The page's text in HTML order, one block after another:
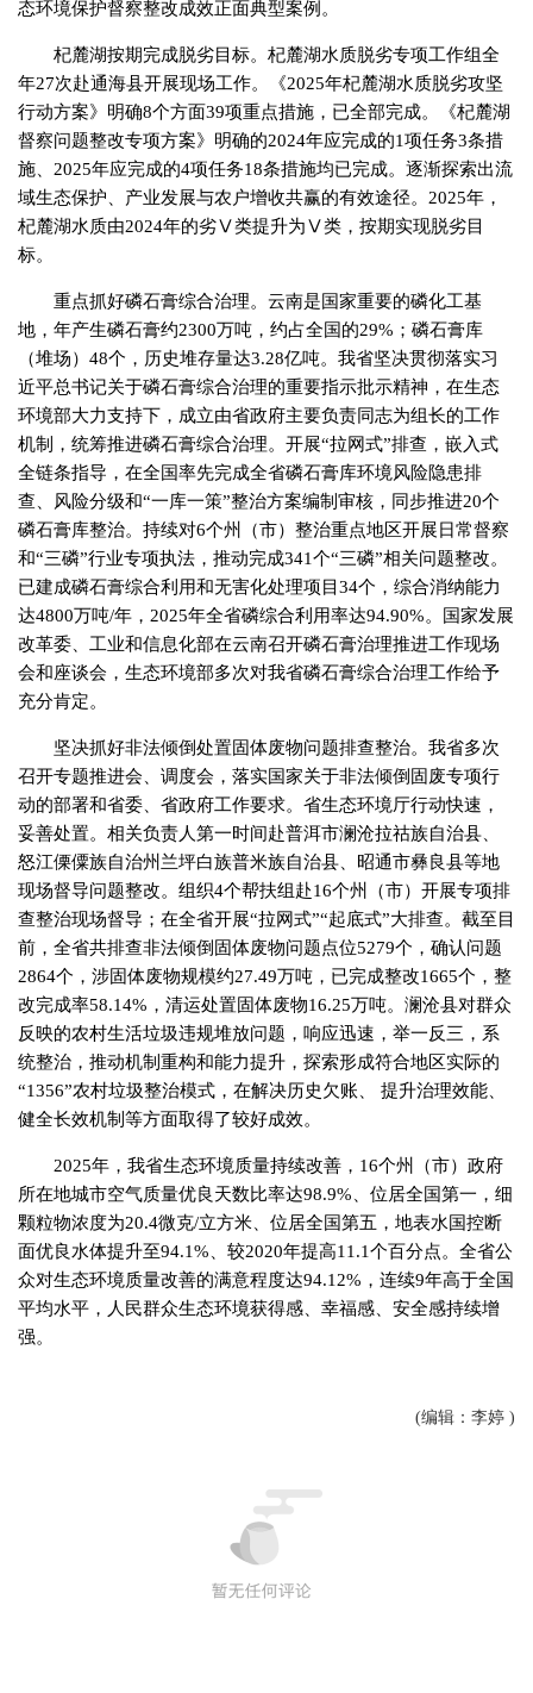
态环境保护督察整改成效正面典型案例。
杞麓湖按期完成脱劣目标。杞麓湖水质脱劣专项工作组全
年27次赴通海县开展现场工作。《2025年杞麓湖水质脱劣攻坚
行动方案》明确8个方面39项重点措施，已全部完成。《杞麓湖
督察问题整改专项方案》明确的2024年应完成的1项任务3条措
施、2025年应完成的4项任务18条措施均已完成。逐渐探索出流
域生态保护、产业发展与农户增收共赢的有效途径。2025年，
杞麓湖水质由2024年的劣Ⅴ类提升为Ⅴ类，按期实现脱劣目
标。
重点抓好磷石膏综合治理。云南是国家重要的磷化工基
地，年产生磷石膏约2300万吨，约占全国的29%；磷石膏库
（堆场）48个，历史堆存量达3.28亿吨。我省坚决贯彻落实习
近平总书记关于磷石膏综合治理的重要指示批示精神，在生态
环境部大力支持下，成立由省政府主要负责同志为组长的工作
机制，统筹推进磷石膏综合治理。开展“拉网式”排查，嵌入式
全链条指导，在全国率先完成全省磷石膏库环境风险隐患排
查、风险分级和“一库一策”整治方案编制审核，同步推进20个
磷石膏库整治。持续对6个州（市）整治重点地区开展日常督察
和“三磷”行业专项执法，推动完成341个“三磷”相关问题整改。
已建成磷石膏综合利用和无害化处理项目34个，综合消纳能力
达4800万吨/年，2025年全省磷综合利用率达94.90%。国家发展
改革委、工业和信息化部在云南召开磷石膏治理推进工作现场
会和座谈会，生态环境部多次对我省磷石膏综合治理工作给予
充分肯定。
坚决抓好非法倾倒处置固体废物问题排查整治。我省多次
召开专题推进会、调度会，落实国家关于非法倾倒固废专项行
动的部署和省委、省政府工作要求。省生态环境厅行动快速，
妥善处置。相关负责人第一时间赴普洱市澜沧拉祜族自治县、
怒江傈僳族自治州兰坪白族普米族自治县、昭通市彝良县等地
现场督导问题整改。组织4个帮扶组赴16个州（市）开展专项排
查整治现场督导；在全省开展“拉网式”“起底式”大排查。截至目
前，全省共排查非法倾倒固体废物问题点位5279个，确认问题
2864个，涉固体废物规模约27.49万吨，已完成整改1665个，整
改完成率58.14%，清运处置固体废物16.25万吨。澜沧县对群众
反映的农村生活垃圾违规堆放问题，响应迅速，举一反三，系
统整治，推动机制重构和能力提升，探索形成符合地区实际的
“1356”农村垃圾整治模式，在解决历史欠账、 提升治理效能、
健全长效机制等方面取得了较好成效。
2025年，我省生态环境质量持续改善，16个州（市）政府
所在地城市空气质量优良天数比率达98.9%、位居全国第一，细
颗粒物浓度为20.4微克/立方米、位居全国第五，地表水国控断
面优良水体提升至94.1%、较2020年提高11.1个百分点。全省公
众对生态环境质量改善的满意程度达94.12%，连续9年高于全国
平均水平，人民群众生态环境获得感、幸福感、安全感持续增
强。
(编辑：李婷 )